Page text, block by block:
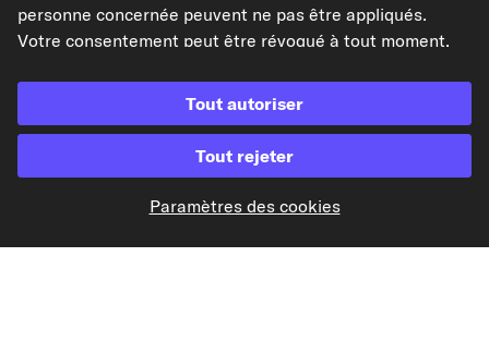
Nos partenaires d'expédition
kfzteile24.at
personne concernée peuvent ne pas être appliqués.
Votre consentement peut être révoqué à tout moment.
Tout autoriser
Tout rejeter
Paramètres des cookies